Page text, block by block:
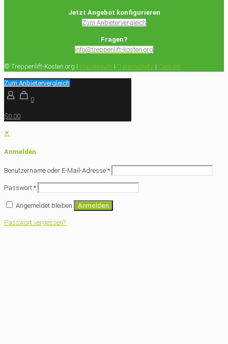
Jetzt Angebot konfigurieren
Zum Anbietervergleich
Fragen?
info@treppenlift-kosten.org
© Treppenlift-Kosten.org | Impressum | Datenschutz | Cookies
Zum Anbietervergleich
0
$0.00
✕
Anmelden
Benutzername oder E-Mail-Adresse *
Passwort *
Angemeldet bleiben Anmelden
Passwort vergessen?